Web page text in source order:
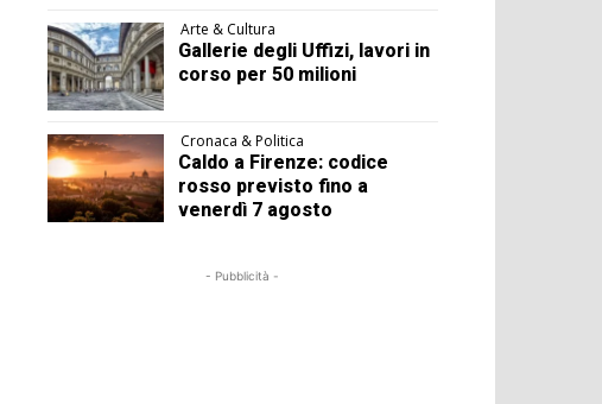
Arte & Cultura
Gallerie degli Uffizi, lavori in
corso per 50 milioni
Cronaca & Politica
Caldo a Firenze: codice
rosso previsto fino a
venerdì 7 agosto
- Pubblicità -